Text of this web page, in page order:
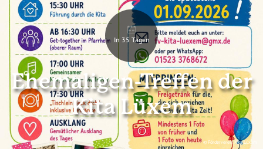
© Förderverein Kita Lüxem
In 35 Tagen
Ehemaligen-Treffen der
Kita Lüxem